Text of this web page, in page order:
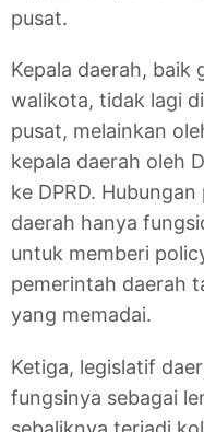
pusat.
Kepala daerah, baik
walikota, tidak lagi
pusat, melainkan
kepala daerah oleh
ke DPRD.
daerah hanya
untuk memberi
pemerintah daerah
yang memadai.
Ketiga, legislatif
fungsinya sebagai